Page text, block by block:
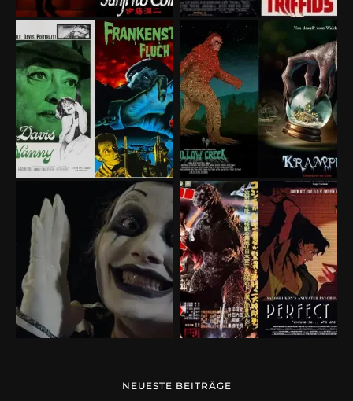
NEUESTE BEITRÄGE